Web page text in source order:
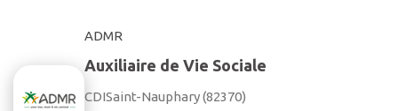
ADMR
Auxiliaire de Vie Sociale
CDISaint-Nauphary (82370)